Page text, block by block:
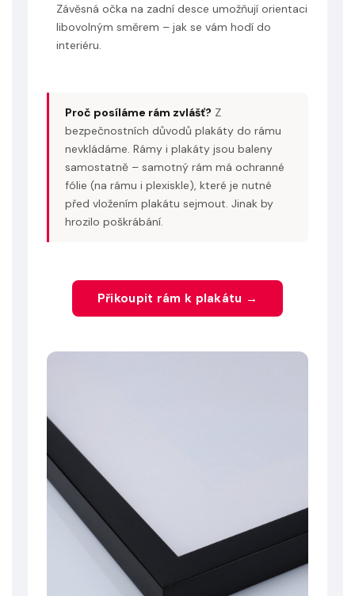
Závěsná očka na zadní desce umožňují orientaci
libovolným směrem – jak se vám hodí do
interiéru.
Proč posíláme rám zvlášť? Z
bezpečnostních důvodů plakáty do rámu
nevkládáme. Rámy i plakáty jsou baleny
samostatně – samotný rám má ochranné
fólie (na rámu i plexiskle), které je nutné
před vložením plakátu sejmout. Jinak by
hrozilo poškrábání.
Přikoupit rám k plakátu →